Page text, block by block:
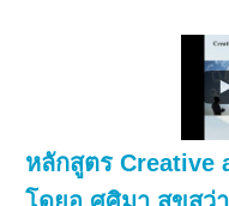
หลักสูตร Creative